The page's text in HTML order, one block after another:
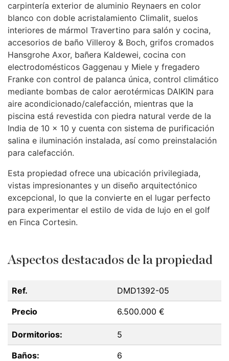
carpintería exterior de aluminio Reynaers en color
blanco con doble acristalamiento Climalit, suelos
interiores de mármol Travertino para salón y cocina,
accesorios de baño Villeroy & Boch, grifos cromados
Hansgrohe Axor, bañera Kaldewei, cocina con
electrodomésticos Gaggenau y Miele y fregadero
Franke con control de palanca única, control climático
mediante bombas de calor aerotérmicas DAIKIN para
aire acondicionado/calefacción, mientras que la
piscina está revestida con piedra natural verde de la
India de 10 × 10 y cuenta con sistema de purificación
salina e iluminación instalada, así como preinstalación
para calefacción.
Esta propiedad ofrece una ubicación privilegiada,
vistas impresionantes y un diseño arquitectónico
excepcional, lo que la convierte en el lugar perfecto
para experimentar el estilo de vida de lujo en el golf
en Finca Cortesin.
Aspectos destacados de la propiedad
Ref. DMD1392-05
Precio 6.500.000 €
Dormitorios: 5
Baños: 6